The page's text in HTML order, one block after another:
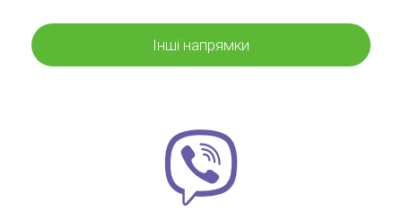
Інші напрямки